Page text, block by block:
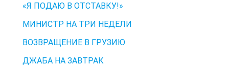
«Я ПОДАЮ В ОТСТАВКУ!»
МИНИСТР НА ТРИ НЕДЕЛИ
ВОЗВРАЩЕНИЕ В ГРУЗИЮ
ДЖАБА НА ЗАВТРАК